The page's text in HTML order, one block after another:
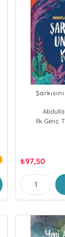
İlk Genç
₺97,50